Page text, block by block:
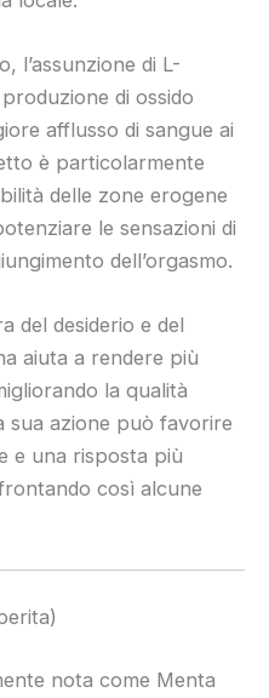
l’assunzione di L-
di ossido
afflusso di sangue ai
è particolarmente
delle zone erogene
le sensazioni di
dell’orgasmo.
del desiderio e del
aiuta a rendere più
la qualità
sua azione può favorire
e una risposta più
così alcune
nota come Menta